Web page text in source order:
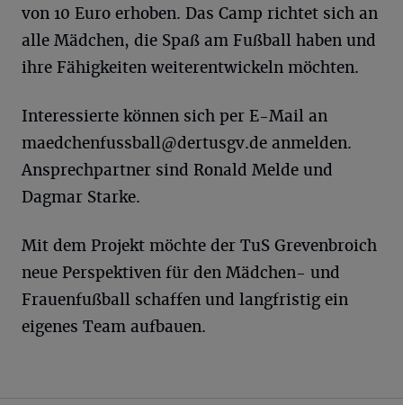
von 10 Euro erhoben. Das Camp richtet sich an
alle Mädchen, die Spaß am Fußball haben und
ihre Fähigkeiten weiterentwickeln möchten.
Interessierte können sich per E-Mail an
maedchenfussball@dertusgv.de anmelden.
Ansprechpartner sind Ronald Melde und
Dagmar Starke.
Mit dem Projekt möchte der TuS Grevenbroich
neue Perspektiven für den Mädchen- und
Frauenfußball schaffen und langfristig ein
eigenes Team aufbauen.